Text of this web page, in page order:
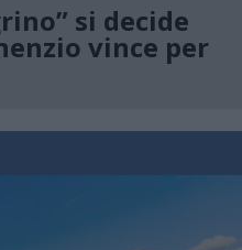
si decide
vince per